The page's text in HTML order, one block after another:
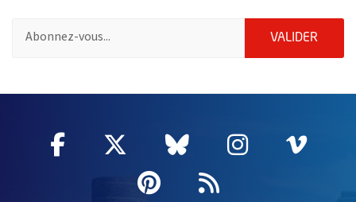
VALIDER
Facebook
, Ouvre une nouvelle fenêtre
Twitter
, Ouvre une nouvelle
Bluesky
, Ouvre une
Instagram
, Ouvre
,
Pinterest
, Ouvre une
Flux RSS